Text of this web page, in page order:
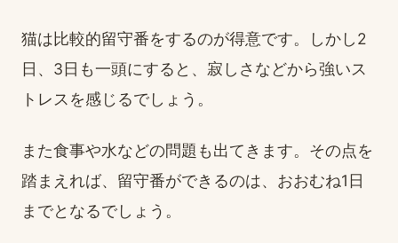
猫は比較的留守番をするのが得意です。しかし2
日、3日も一頭にすると、寂しさなどから強いス
トレスを感じるでしょう。
また食事や水などの問題も出てきます。その点を
踏まえれば、留守番ができるのは、おおむね1日
までとなるでしょう。